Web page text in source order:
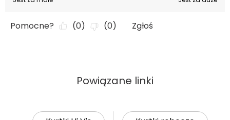
Powiązane linki